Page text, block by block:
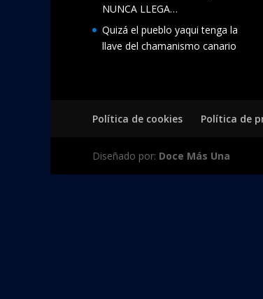
NUNCA LLEGA…
Quizá el pueblo yaqui tenga la
llave del chamanismo canario
Política de cookies Política de
Diseñado por: Doce Más Una